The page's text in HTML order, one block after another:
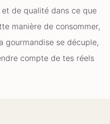
de qualité dans ce que
manière de consommer,
gourmandise se décuple,
compte de tes réels